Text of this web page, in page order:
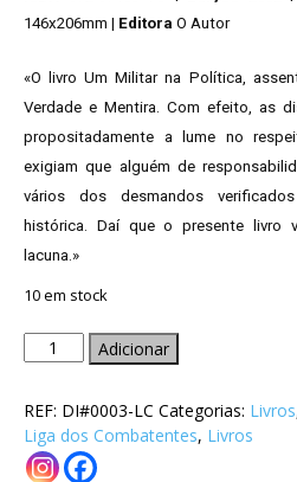
146x206mm | Editora O Autor
«O livro Um Militar na Política,
Verdade e Mentira. Com efeito, as
propositadamente a lume no
exigiam que alguém de
vários dos desmandos
histórica. Daí que o presente livro
lacuna.»
10 em stock
Quantidade
de
Militar
na
Política
Adicionar
REF: DI#0003-LC Categorias: Livros
Liga dos Combatentes, Livros